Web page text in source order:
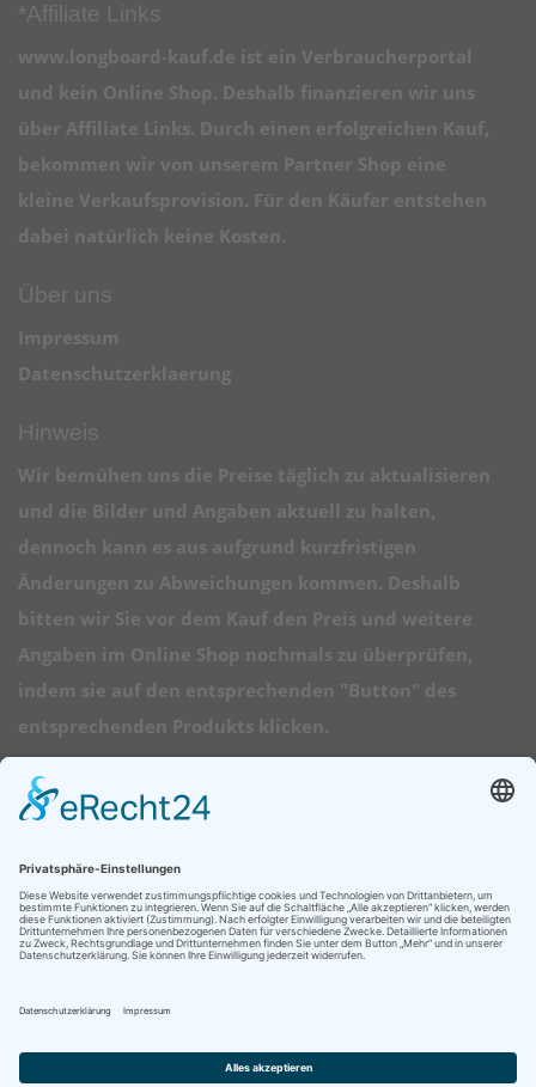
*Affiliate Links
www.longboard-kauf.de ist ein Verbraucherportal
und kein Online Shop. Deshalb finanzieren wir uns
über Affiliate Links. Durch einen erfolgreichen Kauf,
bekommen wir von unserem Partner Shop eine
kleine Verkaufsprovision. Für den Käufer entstehen
dabei natürlich keine Kosten.
Über uns
Impressum
Datenschutzerklaerung
Hinweis
Wir bemühen uns die Preise täglich zu aktualisieren
und die Bilder und Angaben aktuell zu halten,
dennoch kann es aus aufgrund kurzfristigen
Änderungen zu Abweichungen kommen. Deshalb
bitten wir Sie vor dem Kauf den Preis und weitere
Angaben im Online Shop nochmals zu überprüfen,
indem sie auf den entsprechenden "Button" des
entsprechenden Produkts klicken.
➠ Direktlinks
Longboard Anfänger
Mini Longboards
Elektro Longboards